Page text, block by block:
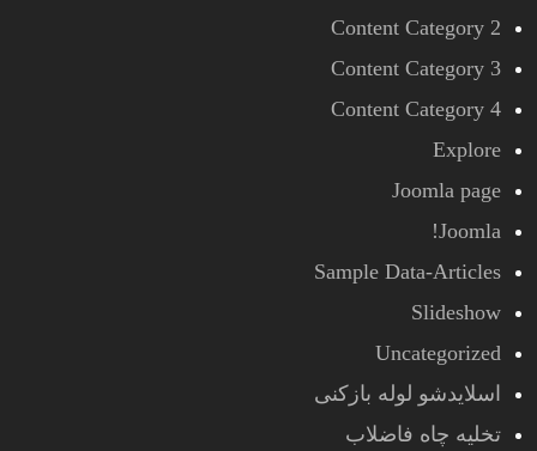
Content Category 2
Content Category 3
Content Category 4
Explore
Joomla page
Joomla!
Sample Data-Articles
Slideshow
Uncategorized
اسلایدشو لوله بازکنی
تخلیه چاه فاضلاب